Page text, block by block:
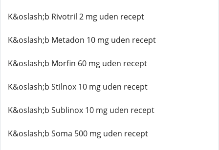
K&oslash;b Rivotril 2 mg uden recept
K&oslash;b Metadon 10 mg uden recept
K&oslash;b Morfin 60 mg uden recept
K&oslash;b Stilnox 10 mg uden recept
K&oslash;b Sublinox 10 mg uden recept
K&oslash;b Soma 500 mg uden recept